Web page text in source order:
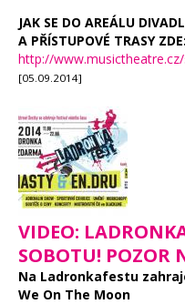
JAK SE DO AREÁLU
A PŘÍSTUPOVÉ TRASY ZDE:
http://
[05.09.2014]
VIDEO:
SOBOTU! POZOR
Na Ladronkafestu
We On The Moon